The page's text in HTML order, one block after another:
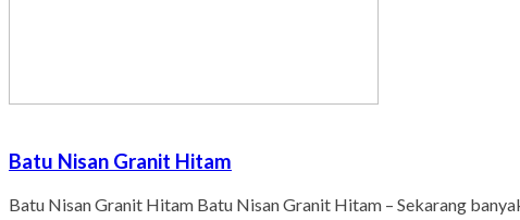
Batu Nisan Granit Hitam
Batu Nisan Granit Hitam Batu Nisan Granit Hitam – Sekarang